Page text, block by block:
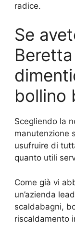
radice.
Se
bollino
Scegliendo la
manutenzione
usufruire di
quanto utili
Come già vi
un’azienda
scaldabagni,
riscaldamento